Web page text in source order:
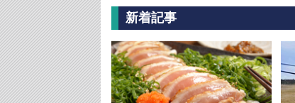
新着記事